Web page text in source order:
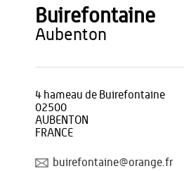
Office de Tourisme du Pays de Thiérache
Buirefontaine
aubenton
4 hameau de Buirefontaine
02500
AUBENTON
FRANCE
buirefontaine@orange.fr